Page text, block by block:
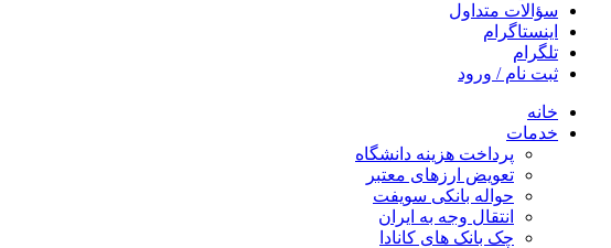
سؤالات متداول
اینستاگرام
تلگرام
ثبت نام / ورود
خانه
خدمات
پرداخت هزینه دانشگاه
تعویض ارزهای معتبر
حواله بانکی سویفت
انتقال وجه به ایران
چک بانک های کانادا